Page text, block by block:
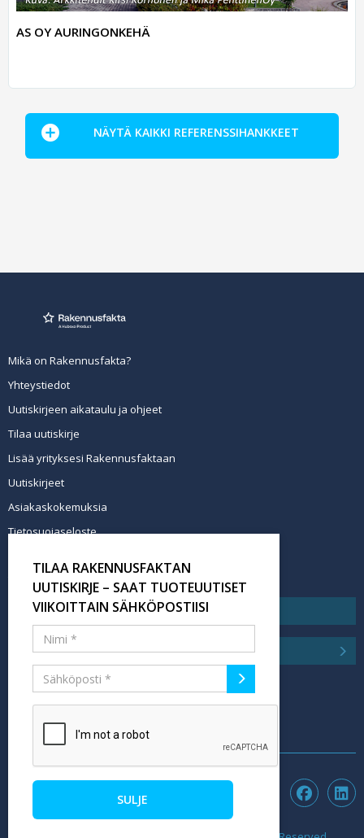
AS OY AURINGONKEHÄ
NÄYTÄ KAIKKI REFERENSSIHANKKEET
Mikä on Rakennusfakta?
Yhteystiedot
Uutiskirjeen aikataulu ja ohjeet
Tilaa uutiskirje
Lisää yrityksesi Rakennusfaktaan
Uutiskirjeet
Asiakaskokemuksia
Tietosuojaseloste
Tilaa uutiskirje
TILAA RAKENNUSFAKTAN
UUTISKIRJE – SAAT TUOTEUUTISET
VIIKOITTAIN SÄHKÖPOSTIISI
SULJE